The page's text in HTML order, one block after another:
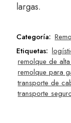
largas.
Categoría:
Etiquetas:
remolque de
remolque para
transporte de
transporte